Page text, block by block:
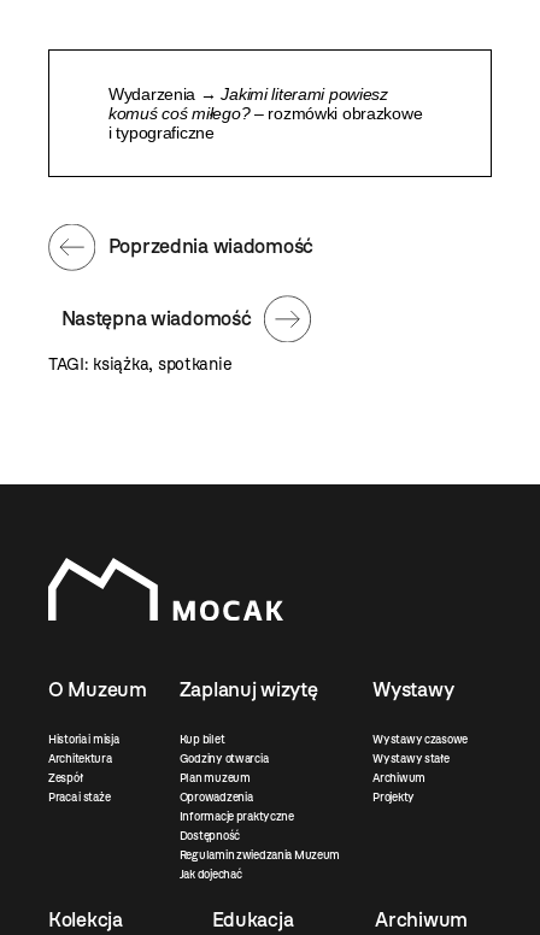
Wydarzenia →Jakimi literami powiesz
komuś coś miłego?– rozmówki obrazkowe
i typograficzne
Następna wiadomość
Poprzednia wiadomość
TAGI: książka, spotkanie
O Muzeum
Historia i misja
Architektura
Zespół
Praca i staże
Zaplanuj wizytę
Kup bilet
Godziny otwarcia
Plan muzeum
Oprowadzenia
Informacje praktyczne
Dostępność
Regulamin zwiedzania Muzeum
Jak dojechać
Wystawy
Wystawy czasowe
Wystawy stałe
Archiwum
Projekty
Kolekcja Edukacja Archiwum